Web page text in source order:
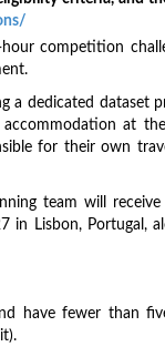
competition
dedicated dataset
at
for their own
team will receive
Lisbon, Portugal,
have fewer than